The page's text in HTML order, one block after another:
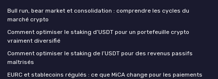
Bull run, bear market et consolidation : comprendre les cycles du
marché crypto
Comment optimiser le staking d’USDT pour un portefeuille crypto
vraiment diversifié
Comment optimiser le staking de l’USDT pour des revenus passifs
maîtrisés
EURC et stablecoins régulés : ce que MiCA change pour les paiements